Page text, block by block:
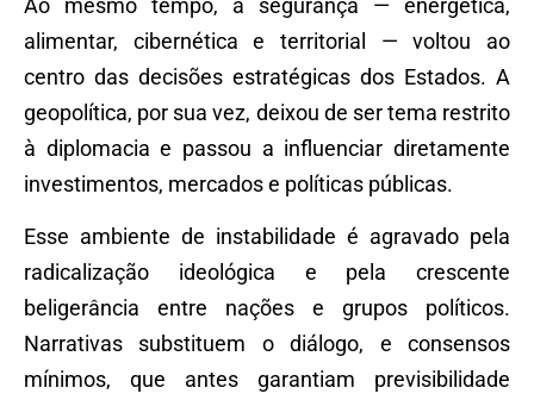
alimentar, cibernética e territorial — voltou ao
centro das decisões estratégicas dos Estados. A
geopolítica, por sua vez, deixou de ser tema restrito
à diplomacia e passou a influenciar diretamente
investimentos, mercados e políticas públicas.
Esse ambiente de instabilidade é agravado pela
radicalização ideológica e pela crescente
beligerância entre nações e grupos políticos.
Narrativas substituem o diálogo, e consensos
mínimos, que antes garantiam previsibilidade